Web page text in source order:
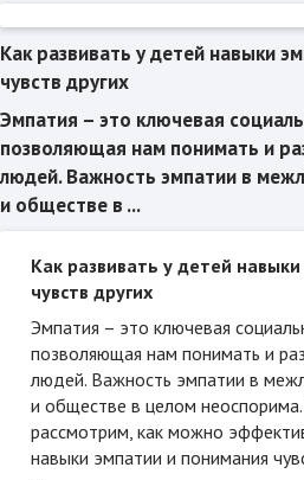
Как развивать у детей навыки
чувств других
Эмпатия – это ключевая
позволяющая нам понимать и
людей. Важность эмпатии в
и обществе в ...
Как развивать у детей
чувств других
Эмпатия – это ключевая
позволяющая нам понимать и
людей. Важность эмпатии в
и обществе в целом
рассмотрим, как можно
навыки эмпатии и понимания